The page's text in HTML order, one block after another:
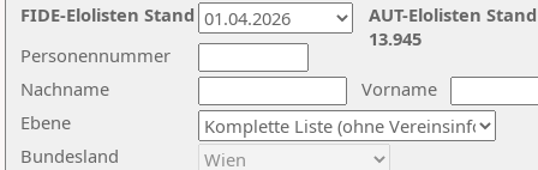
Nachname
Vorname
Ebene
Personennummer
Bundesland
AUT-Elolisten
13.945
FIDE-Elolisten Stand